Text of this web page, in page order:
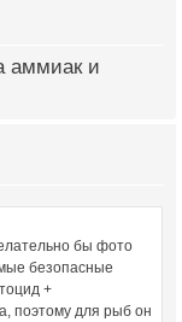
аммиак и
бы фото
безопасные
+
поэтому для рыб он